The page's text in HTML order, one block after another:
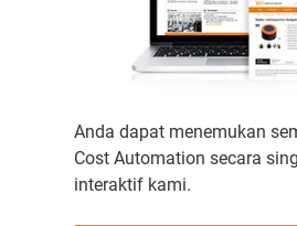
Anda dapat menemukan
Cost Automation secara
interaktif kami.